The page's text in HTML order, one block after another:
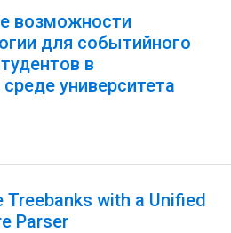
возможности
для событийного
в
университета
Treebanks with a Unified
Parser